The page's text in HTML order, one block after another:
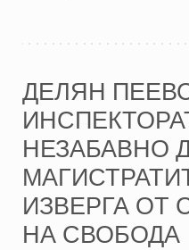
ДЕЛЯН
НЕЗАБАВНО
ИЗВЕРГА ОТ
НА СВОБОДА